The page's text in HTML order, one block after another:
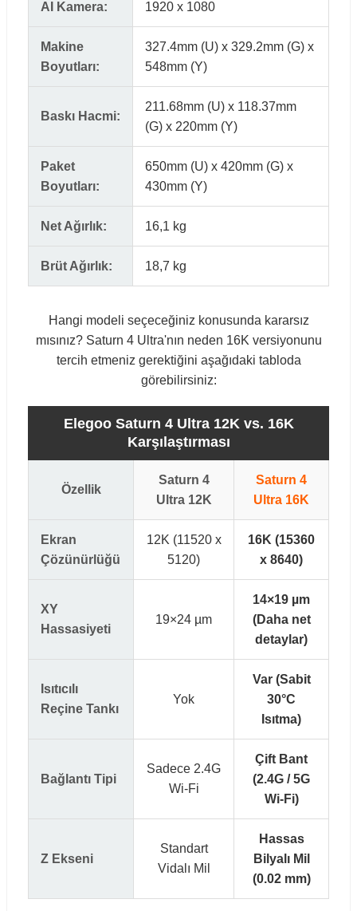
AI Kamera: 1920 x 1080
Makine
Boyutları:
327.4mm (U) x 329.2mm (G) x
548mm (Y)
Baskı Hacmi:
211.68mm (U) x 118.37mm
(G) x 220mm (Y)
Paket
Boyutları:
650mm (U) x 420mm (G) x
430mm (Y)
Net Ağırlık: 16,1 kg
Brüt Ağırlık: 18,7 kg
Hangi modeli seçeceğiniz konusunda kararsız
mısınız? Saturn 4 Ultra'nın neden 16K versiyonunu
tercih etmeniz gerektiğini aşağıdaki tabloda
görebilirsiniz:
Elegoo Saturn 4 Ultra 12K vs. 16K
Karşılaştırması
Özellik
Saturn 4
Ultra 12K
Saturn 4
Ultra 16K
Ekran
Çözünürlüğü
12K (11520 x
5120)
16K (15360
x 8640)
XY
Hassasiyeti
19×24 µm
14×19 µm
(Daha net
detaylar)
Isıtıcılı
Reçine Tankı
Yok
Var (Sabit
30°C
Isıtma)
Bağlantı Tipi
Sadece 2.4G
Wi-Fi
Çift Bant
(2.4G / 5G
Wi-Fi)
Z Ekseni
Standart
Vidalı Mil
Hassas
Bilyalı Mil
(0.02 mm)